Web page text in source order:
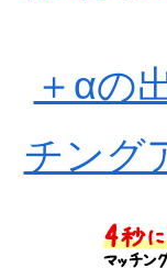
＋αの
チング